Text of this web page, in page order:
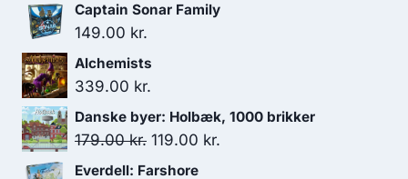
199.00 kr..
Captain Sonar Family
149.00 kr.
Alchemists
339.00 kr.
Danske byer: Holbæk, 1000 brikker
179.00kr. Den
oprindelige
119.00 kr.
Everdell: Farshore